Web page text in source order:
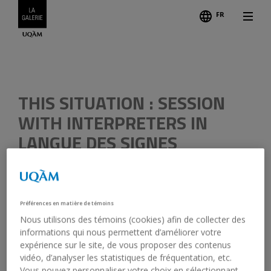
FR
THIS SITUATION : SESSION
WITH INTERPRETERS IN
LANGUE DES SIGNES
QUÉBÉCOISE (LSQ)
March 22, 2025, 1:00 pm - 3:00 pm
Galerie de l’UQAM
In French, English and Langue des signes québécoise (LSQ)
Préférences en matière de témoins
Nous utilisons des témoins (cookies) afin de collecter des
informations qui nous permettent d’améliorer votre
expérience sur le site, de vous proposer des contenus
vidéo, d’analyser les statistiques de fréquentation, etc.